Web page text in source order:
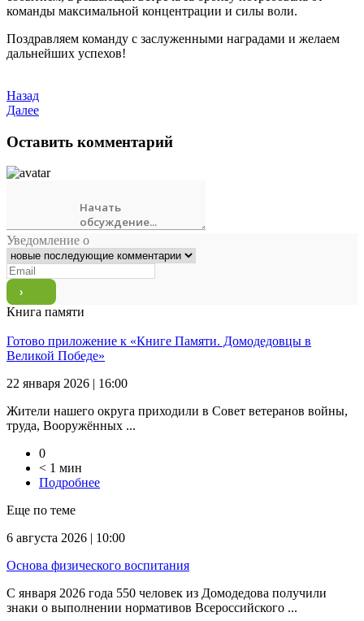
команды максимальной концентрации и силы воли.
Поздравляем команду с заслуженными наградами и желаем
дальнейших успехов!
Назад
Далее
Оставить комментарий
Уведомление о
Книга памяти
Готово приложение к «Книге Памяти. Домодедовцы в
Великой Победе»
22 января 2026 | 16:00
Жители нашего округа приходили в Совет ветеранов войны,
труда, Вооружённых ...
0
< 1 мин
Подробнее
Еще по теме
6 августа 2026 | 10:00
Основа физического воспитания
С января 2026 года 550 человек из Домодедова получили
знаки о выполнении нормативов Всероссийского ...